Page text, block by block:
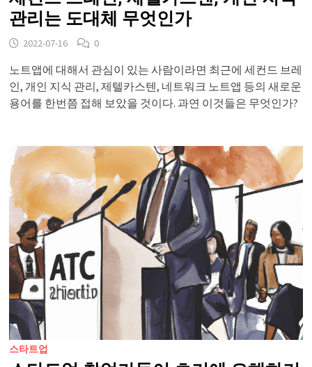
관리는 도대체 무엇인가
2022-07-16 0
노트앱에 대해서 관심이 있는 사람이라면 최근에 세컨드 브레
인, 개인 지식 관리, 제텔카스텐, 네트워크 노트앱 등의 새로운
용어를 한번쯤 접해 보았을 것이다. 과연 이것들은 무엇인가?
스타트업